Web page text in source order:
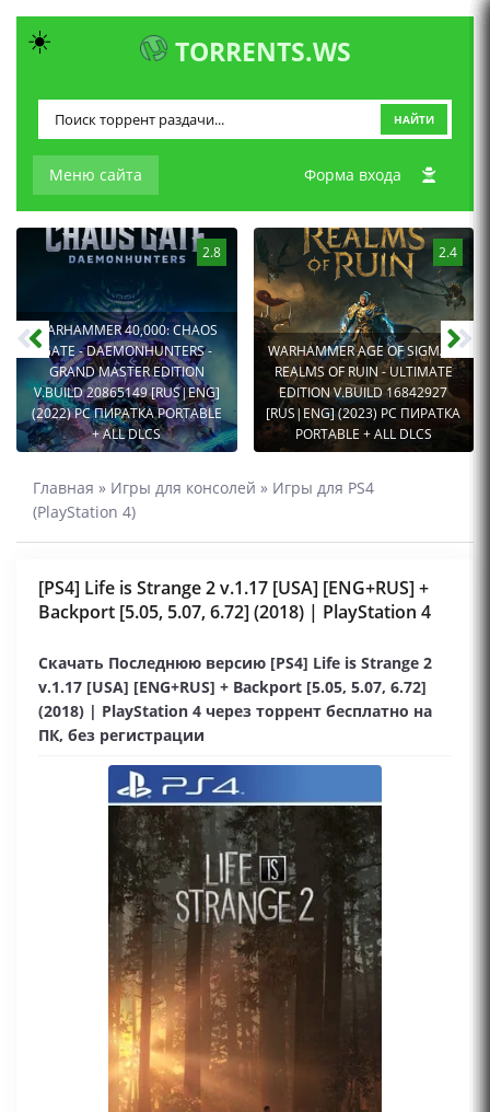
TORRENTS.WS
Меню сайта
НАЙТИ
Форма входа
2.8
WARHAMMER 40,000: CHAOS
GATE - DAEMONHUNTERS -
GRAND MASTER EDITION
V.BUILD 20865149 [RUS|ENG]
(2022) PC ПИРАТКА PORTABLE
+ ALL DLCS
2.4
WARHAMMER AGE OF SIGMAR:
REALMS OF RUIN - ULTIMATE
EDITION V.BUILD 16842927
[RUS|ENG] (2023) PC ПИРАТКА
PORTABLE + ALL DLCS
Главная » Игры для консолей » Игры для PS4
(PlayStation 4)
[PS4] Life is Strange 2 v.1.17 [USA] [ENG+RUS] +
Backport [5.05, 5.07, 6.72] (2018) | PlayStation 4
Скачать Последнюю версию [PS4] Life is Strange 2
v.1.17 [USA] [ENG+RUS] + Backport [5.05, 5.07, 6.72]
(2018) | PlayStation 4 через торрент бесплатно на
ПК, без регистрации
☀️